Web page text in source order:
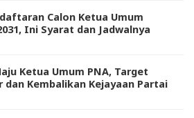
Calon Ketua Umum
Ini Syarat dan Jadwalnya
Ketua Umum PNA, Target
dan Kembalikan Kejayaan Partai